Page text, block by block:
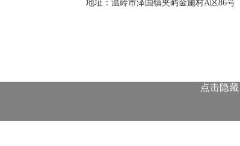
地址：温岭市泽国镇夹屿金施村A区86号
点击隐藏